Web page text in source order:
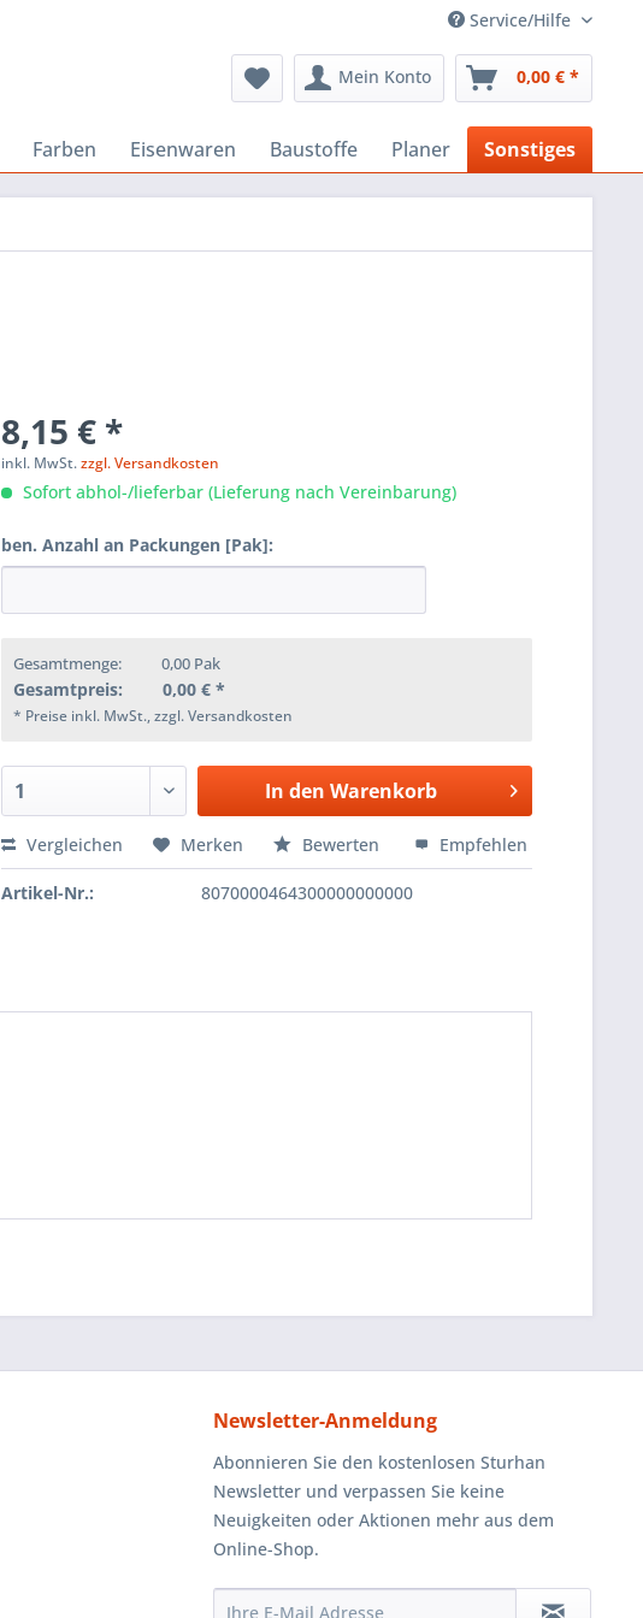
Service/Hilfe
Mein Konto 0,00 € *
Farben Eisenwaren Baustoffe Planer Sonstiges
8,15 € *
inkl. MwSt.zzgl. Versandkosten
Sofort abhol-/lieferbar (Lieferung nach Vereinbarung)
ben. Anzahl an Packungen [Pak]:
Gesamtmenge: 0,00 Pak
Gesamtpreis: 0,00 € *
* Preise inkl. MwSt., zzgl. Versandkosten
In den Warenkorb
Vergleichen Merken Bewerten Empfehlen
Artikel-Nr.: 8070000464300000000000
Newsletter-Anmeldung
Abonnieren Sie den kostenlosen Sturhan
Newsletter und verpassen Sie keine
Neuigkeiten oder Aktionen mehr aus dem
Online-Shop.